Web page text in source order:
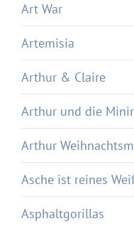
Art War
Artemisia
Arthur & Claire
Arthur und die
Arthur
Asche ist reines
Asphaltgorillas